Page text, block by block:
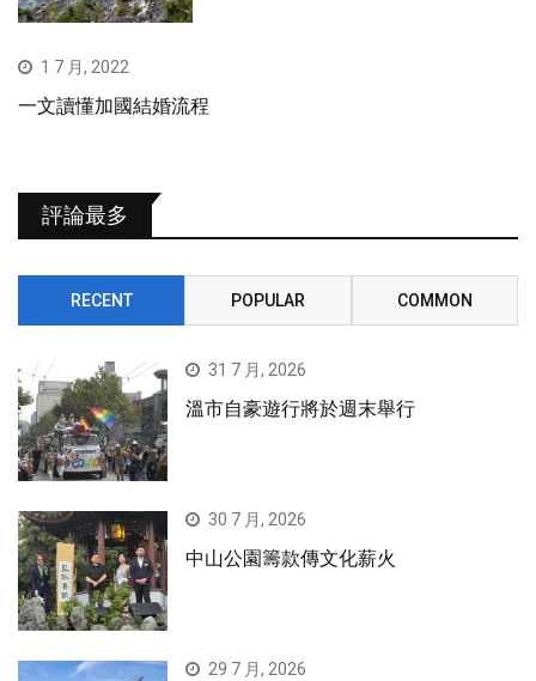
1 7 月, 2022
一文讀懂加國結婚流程
評論最多
RECENT POPULAR COMMON
31 7 月, 2026
溫市自豪遊行將於週末舉行
30 7 月, 2026
中山公園籌款傳文化薪火
29 7 月, 2026